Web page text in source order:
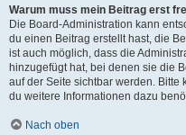
Warum muss mein Beitrag erst
Die Board-Administration kann
du einen Beitrag erstellt hast, die
ist auch möglich, dass die
hinzugefügt hat, bei denen sie die
auf der Seite sichtbar werden.
du weitere Informationen dazu
Nach oben